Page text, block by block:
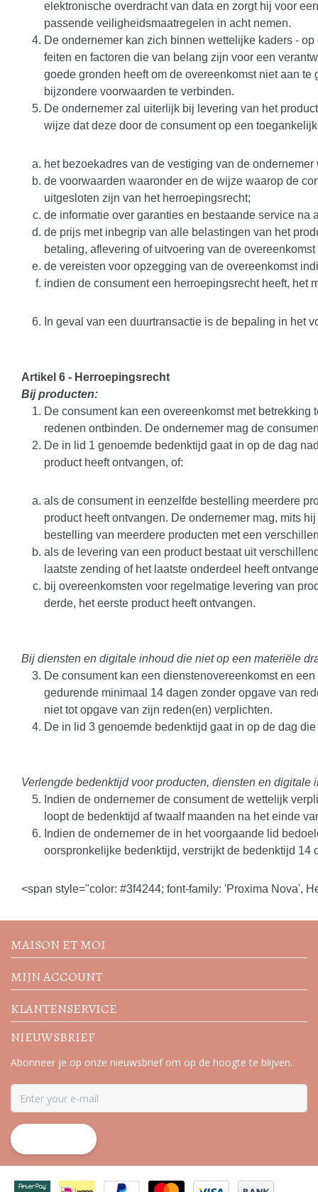
elektronische overdracht van data en zorgt hij voor
passende veiligheidsmaatregelen in acht nemen.
De ondernemer kan zich binnen wettelijke kaders -
feiten en factoren die van belang zijn voor een
goede gronden heeft om de overeenkomst niet aan
bijzondere voorwaarden te verbinden.
De ondernemer zal uiterlijk bij levering van het
wijze dat deze door de consument op een
het bezoekadres van de vestiging van de
de voorwaarden waaronder en de wijze waarop de
uitgesloten zijn van het herroepingsrecht;
de informatie over garanties en bestaande service na
de prijs met inbegrip van alle belastingen van het
betaling, aflevering of uitvoering van de overeenkomst
de vereisten voor opzegging van de overeenkomst
indien de consument een herroepingsrecht heeft, het
In geval van een duurtransactie is de bepaling in het
Artikel 6 - Herroepingsrecht
Bij producten:
De consument kan een overeenkomst met
redenen ontbinden. De ondernemer mag de
De in lid 1 genoemde bedenktijd gaat in op de dag
product heeft ontvangen, of:
als de consument in eenzelfde bestelling meerdere
product heeft ontvangen. De ondernemer mag, mits
bestelling van meerdere producten met een
als de levering van een product bestaat uit
laatste zending of het laatste onderdeel heeft
bij overeenkomsten voor regelmatige levering van
derde, het eerste product heeft ontvangen.
Bij diensten en digitale inhoud die niet op een materiële
De consument kan een dienstenovereenkomst en
gedurende minimaal 14 dagen zonder opgave van
niet tot opgave van zijn reden(en) verplichten.
De in lid 3 genoemde bedenktijd gaat in op de dag
Verlengde bedenktijd voor producten, diensten en
Indien de ondernemer de consument de wettelijk
loopt de bedenktijd af twaalf maanden na het einde
Indien de ondernemer de in het voorgaande lid
oorspronkelijke bedenktijd, verstrijkt de bedenktijd 14
<span style="color: #3f4244; font-family: 'Proxima Nova',
Volg de nieuwste trends en
acties
MAISON ET MOI
MIJN ACCOUNT
KLANTENSERVICE
NIEUWSBRIEF
Abonneer je op onze nieuwsbrief om op de hoogte te blijven.